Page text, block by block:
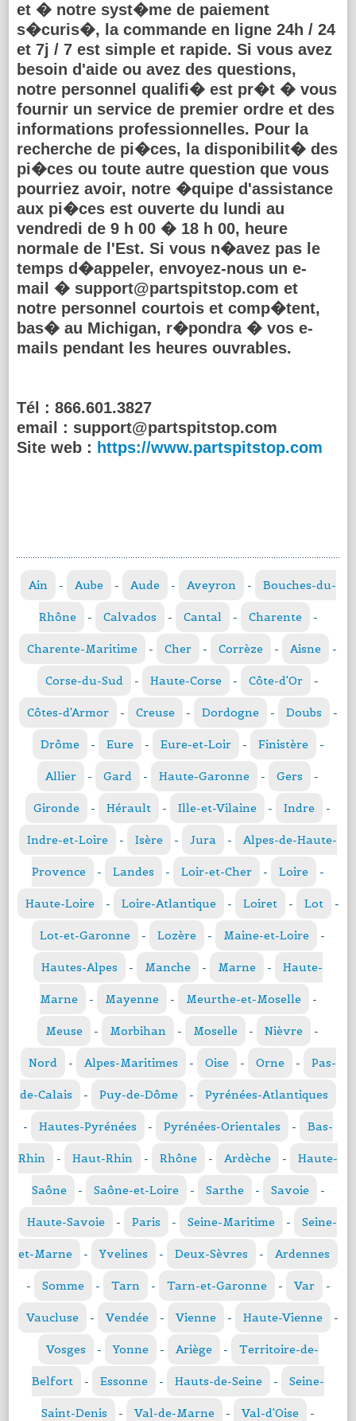
et � notre syst�me de paiement
s�curis�, la commande en ligne 24h / 24
et 7j / 7 est simple et rapide. Si vous avez
besoin d'aide ou avez des questions,
notre personnel qualifi� est pr�t � vous
fournir un service de premier ordre et des
informations professionnelles. Pour la
recherche de pi�ces, la disponibilit� des
pi�ces ou toute autre question que vous
pourriez avoir, notre �quipe d'assistance
aux pi�ces est ouverte du lundi au
vendredi de 9 h 00 � 18 h 00, heure
normale de l'Est. Si vous n�avez pas le
temps d�appeler, envoyez-nous un e-
mail � support@partspitstop.com et
notre personnel courtois et comp�tent,
bas� au Michigan, r�pondra � vos e-
mails pendant les heures ouvrables.
Tél : 866.601.3827
email : support@partspitstop.com
Site web : https://www.partspitstop.com
Ain - Aube - Aude - Aveyron - Bouches-du-
Rhône - Calvados - Cantal - Charente -
Charente-Maritime - Cher - Corrèze - Aisne -
Corse-du-Sud - Haute-Corse - Côte-d'Or -
Côtes-d'Armor - Creuse - Dordogne - Doubs -
Drôme - Eure - Eure-et-Loir - Finistère -
Allier - Gard - Haute-Garonne - Gers -
Gironde - Hérault - Ille-et-Vilaine - Indre -
Indre-et-Loire - Isère - Jura - Alpes-de-Haute-
Provence - Landes - Loir-et-Cher - Loire -
Haute-Loire - Loire-Atlantique - Loiret - Lot -
Lot-et-Garonne - Lozère - Maine-et-Loire -
Hautes-Alpes - Manche - Marne - Haute-
Marne - Mayenne - Meurthe-et-Moselle -
Meuse - Morbihan - Moselle - Nièvre -
Nord - Alpes-Maritimes - Oise - Orne - Pas-
de-Calais - Puy-de-Dôme - Pyrénées-Atlantiques
- Hautes-Pyrénées - Pyrénées-Orientales - Bas-
Rhin - Haut-Rhin - Rhône - Ardèche - Haute-
Saône - Saône-et-Loire - Sarthe - Savoie -
Haute-Savoie - Paris - Seine-Maritime - Seine-
et-Marne - Yvelines - Deux-Sèvres - Ardennes
- Somme - Tarn - Tarn-et-Garonne - Var -
Vaucluse - Vendée - Vienne - Haute-Vienne -
Vosges - Yonne - Ariège - Territoire-de-
Belfort - Essonne - Hauts-de-Seine - Seine-
Saint-Denis - Val-de-Marne - Val-d'Oise -